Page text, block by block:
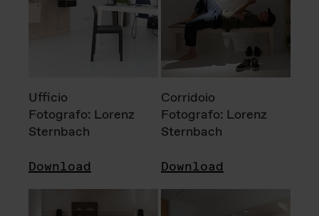
Ufficio
Fotografo: Lorenz
Sternbach
Download
Corridoio
Fotografo: Lorenz
Sternbach
Download